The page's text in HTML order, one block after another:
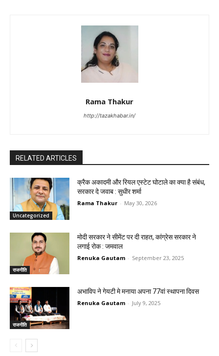
Rama Thakur
http://tazakhabar.in/
RELATED ARTICLES
Uncategorized
क्रैक अकादमी और रियल एस्टेट घोटाले का क्या है संबंध,
सरकार दे जवाब : सुधीर शर्मा
Rama Thakur - May 30, 2026
राजनीति
मोदी सरकार ने सीमेंट पर दी राहत, कांग्रेस सरकार ने
लगाई रोक : जमवाल
Renuka Gautam - September 23, 2025
राजनीति
अभाविप ने गेयटी मे मनाया अपना 77वां स्थापना दिवस
Renuka Gautam - July 9, 2025